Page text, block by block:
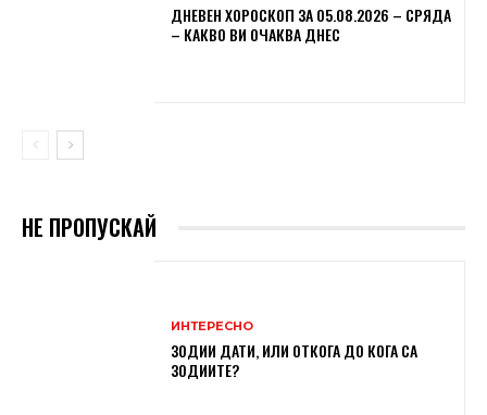
ДНЕВЕН ХОРОСКОП ЗА 05.08.2026 – СРЯДА
– КАКВО ВИ ОЧАКВА ДНЕС
НЕ ПРОПУСКАЙ
ИНТЕРЕСНО
ЗОДИИ ДАТИ, ИЛИ ОТКОГА ДО КОГА СА
ЗОДИИТЕ?